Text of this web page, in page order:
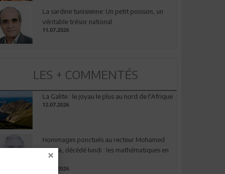
La sardine tunisienne: Un petit poisson, un
véritable trésor national
11.07.2026
LES + COMMENTÉS
La Galite : le joyau le plus au nord de l'Afrique
12.07.2026
Hommages ponctués au recteur Mohamed
Amara, décédé lundi : les mathématiques en
deuil
03.08.2026